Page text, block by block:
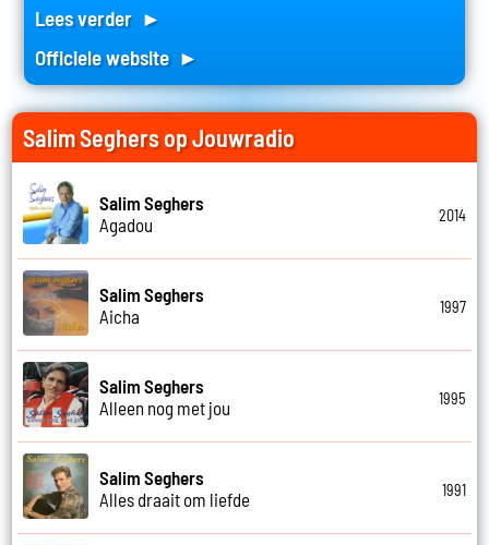
Lees verder ►
Officiele website ►
Salim Seghers op Jouwradio
Salim Seghers
Agadou
2014
Salim Seghers
Aicha
1997
Salim Seghers
Alleen nog met jou
1995
Salim Seghers
Alles draait om liefde
1991